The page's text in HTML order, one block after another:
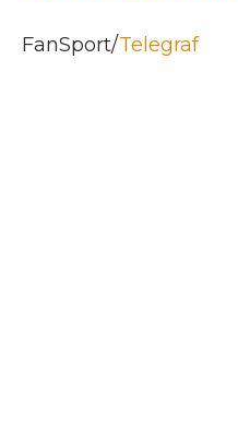
FanSport/Telegraf